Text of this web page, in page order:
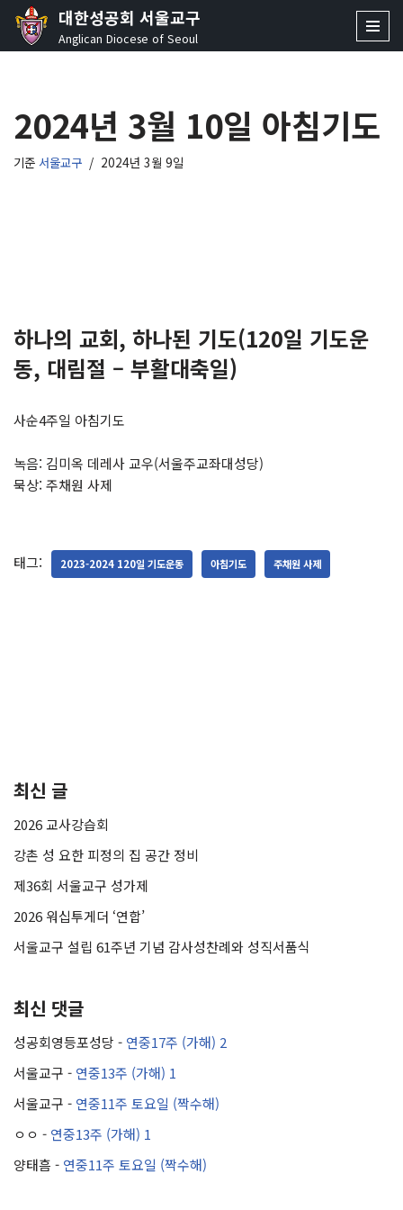
콘
로
건
너
대한성공회 서울교구
Anglican Diocese of Seoul
2024년 3월 10일 아침기도
기준 서울교구 2024년 3월 9일
하나의 교회, 하나된 기도(120일 기도운
동, 대림절 – 부활대축일)
사순4주일 아침기도
녹음: 김미옥 데레사 교우(서울주교좌대성당)
묵상: 주채원 사제
태그: 2023-2024 120일 기도운동 아침기도 주채원 사제
최신 글
2026 교사강습회
강촌 성 요한 피정의 집 공간 정비
제36회 서울교구 성가제
2026 워십투게더 ‘연합’
서울교구 설립 61주년 기념 감사성찬례와 성직서품식
최신 댓글
성공회영등포성당 - 연중17주 (가해) 2
서울교구 - 연중13주 (가해) 1
서울교구 - 연중11주 토요일 (짝수해)
ㅇㅇ - 연중13주 (가해) 1
양태흠 - 연중11주 토요일 (짝수해)